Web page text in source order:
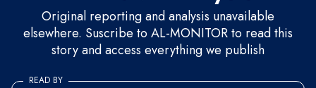
Original reporting and analysis unavailable
elsewhere. Suscribe to AL-MONITOR to read this
story and access everything we publish
READ BY